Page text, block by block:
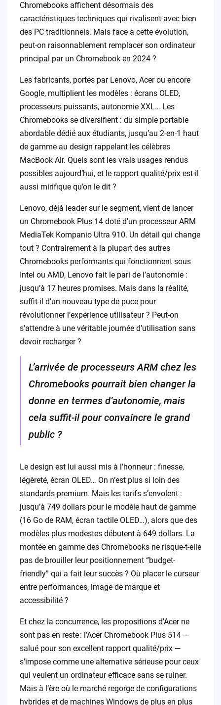
Chromebooks affichent désormais des
caractéristiques techniques qui rivalisent avec bien
des PC traditionnels. Mais face à cette évolution,
peut-on raisonnablement remplacer son ordinateur
principal par un Chromebook en 2024 ?
Les fabricants, portés par Lenovo, Acer ou encore
Google, multiplient les modèles : écrans OLED,
processeurs puissants, autonomie XXL… Les
Chromebooks se diversifient : du simple portable
abordable dédié aux étudiants, jusqu’au 2-en-1 haut
de gamme au design rappelant les célèbres
MacBook Air. Quels sont les vrais usages rendus
possibles aujourd’hui, et le rapport qualité/prix est-il
aussi mirifique qu’on le dit ?
Lenovo, déjà leader sur le segment, vient de lancer
un Chromebook Plus 14 doté d’un processeur ARM
MediaTek Kompanio Ultra 910. Un détail qui change
tout ? Contrairement à la plupart des autres
Chromebooks performants qui fonctionnent sous
Intel ou AMD, Lenovo fait le pari de l’autonomie :
jusqu’à 17 heures promises. Mais dans la réalité,
suffit-il d’un nouveau type de puce pour
révolutionner l’expérience utilisateur ? Peut-on
s’attendre à une véritable journée d’utilisation sans
devoir recharger ?
L’arrivée de processeurs ARM chez les
Chromebooks pourrait bien changer la
donne en termes d’autonomie, mais
cela suffit-il pour convaincre le grand
public ?
Le design est lui aussi mis à l’honneur : finesse,
légèreté, écran OLED… On n’est plus si loin des
standards premium. Mais les tarifs s’envolent :
jusqu’à 749 dollars pour le modèle haut de gamme
(16 Go de RAM, écran tactile OLED…), alors que des
modèles plus modestes débutent à 649 dollars. La
montée en gamme des Chromebooks ne risque-t-elle
pas de brouiller leur positionnement “budget-
friendly” qui a fait leur succès ? Où placer le curseur
entre performances, image de marque et
accessibilité ?
Et chez la concurrence, les propositions d’Acer ne
sont pas en reste : l’Acer Chromebook Plus 514 —
salué pour son excellent rapport qualité/prix —
s’impose comme une alternative sérieuse pour ceux
qui veulent un ordinateur efficace sans se ruiner.
Mais à l’ère où le marché regorge de configurations
hybrides et de machines Windows de plus en plus